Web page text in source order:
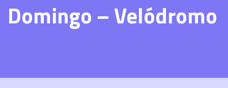
Domingo – Velódromo